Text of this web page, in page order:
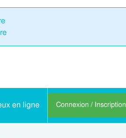
en ligne Connexion / Inscription